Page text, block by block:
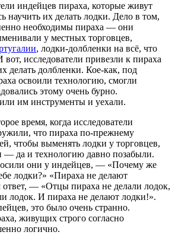
индейцев пираха, которые живут
научить их делать лодки. Дело в том,
необходимы пираха — они
у местных торговцев,
, лодки-долбленки на всё, что
исследователи привезли к пираха
делать долбленки. Кое-как, под
освоили технологию, смогли
этому очень бурно.
им инструменты и уехали.
время, когда исследователи
что пираха по-прежнему
чтобы выменять лодки у торговцев,
— да и технологию давно позабыли.
они у индейцев, — «Почему же
лодки?» «Пираха не делают
— «Отцы пираха не делали лодок,
лодок. И пираха не делают лодки!».
это было очень странно.
живущих строго согласно
логично.